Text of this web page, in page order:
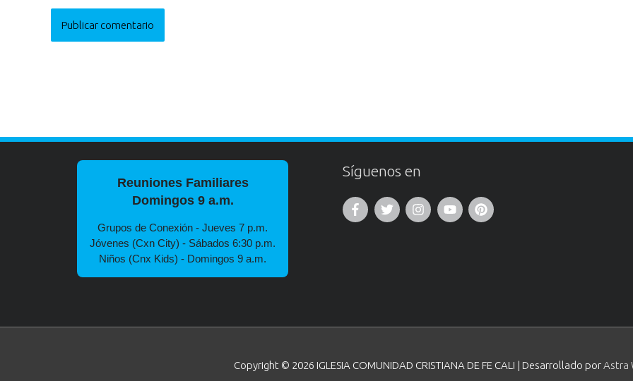
Reuniones Familiares
Domingos 9 a.m.
Grupos de Conexión - Jueves 7 p.m.
Jóvenes (Cxn City) - Sábados 6:30 p.m.
Niños (Cnx Kids) - Domingos 9 a.m.
Síguenos en
Copyright © 2026 IGLESIA COMUNIDAD CRISTIANA DE FE CALI | Desarrollado porAstra